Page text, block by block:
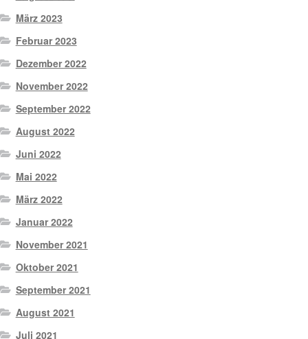
März 2023
Februar 2023
Dezember 2022
November 2022
September 2022
August 2022
Juni 2022
Mai 2022
März 2022
Januar 2022
November 2021
Oktober 2021
September 2021
August 2021
Juli 2021